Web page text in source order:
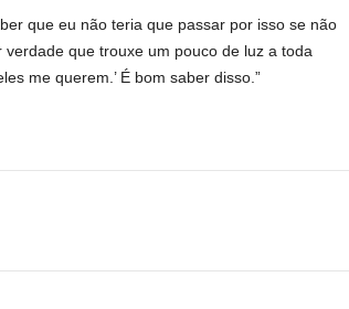
que eu não teria que passar por isso se não
que trouxe um pouco de luz a toda
me querem.’ É bom saber disso.”